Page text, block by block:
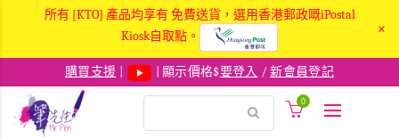
所有 [KTO] 產品均享有 免費送貨，選用香港郵政嘅iPostal
Kiosk自取點。
×
購買支援 | 顯示價格$要登入 /新會員登記
0